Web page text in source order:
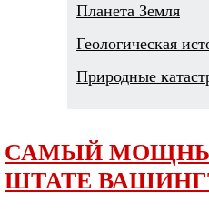
Планета Земля
Геологическая
Природные
САМЫЙ
ШТАТЕ